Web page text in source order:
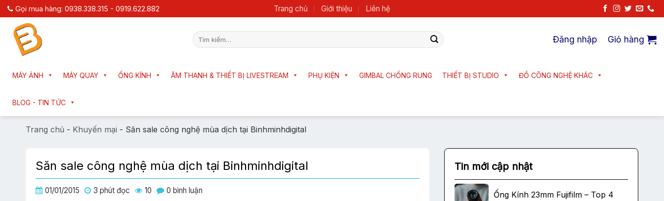
Chuyển
đến
dung
Gọi mua hàng: 0938.338.315 - 0919.622.882 Trang chủ Giới thiệu Liên hệ
Tìm
kiếm:
Đăng nhập Giỏ hàng
MÁY ẢNH MÁY QUAY ỐNG KÍNH ÂM THANH & THIẾT BỊ LIVESTREAM PHỤ KIỆN GIMBAL CHỐNG RUNG THIẾT BỊ STUDIO ĐỒ CÔNG NGHỆ KHÁC
BLOG - TIN TỨC
Trang chủ - Khuyến mại - Săn sale công nghệ mùa dịch tại Binhminhdigital
Săn sale công nghệ mùa dịch tại Binhminhdigital
01/01/2015 3 phút đọc 10 0 bình luận
Tin mới cập nhật
Ống Kính 23mm Fujifilm – Top 4